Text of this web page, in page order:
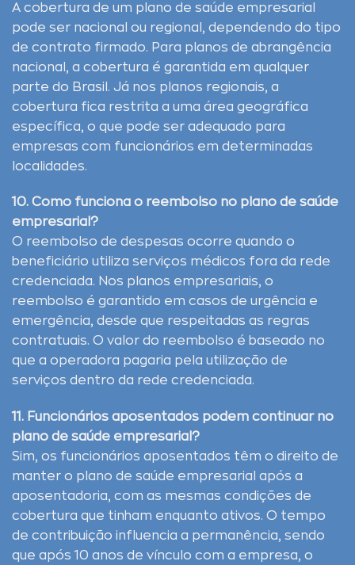
A cobertura de um plano de saúde empresarial
pode ser nacional ou regional, dependendo do tipo
de contrato firmado. Para planos de abrangência
nacional, a cobertura é garantida em qualquer
parte do Brasil. Já nos planos regionais, a
cobertura fica restrita a uma área geográfica
específica, o que pode ser adequado para
empresas com funcionários em determinadas
localidades.
10. Como funciona o reembolso no plano de saúde
empresarial?
O reembolso de despesas ocorre quando o
beneficiário utiliza serviços médicos fora da rede
credenciada. Nos planos empresariais, o
reembolso é garantido em casos de urgência e
emergência, desde que respeitadas as regras
contratuais. O valor do reembolso é baseado no
que a operadora pagaria pela utilização de
serviços dentro da rede credenciada.
11. Funcionários aposentados podem continuar no
plano de saúde empresarial?
Sim, os funcionários aposentados têm o direito de
manter o plano de saúde empresarial após a
aposentadoria, com as mesmas condições de
cobertura que tinham enquanto ativos. O tempo
de contribuição influencia a permanência, sendo
que após 10 anos de vínculo com a empresa, o